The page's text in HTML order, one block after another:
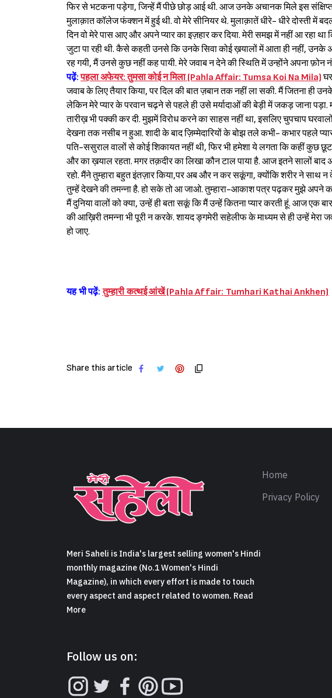
फिर से भटकना पड़ेगा, जिन्हें मैं पीछे छोड़ आई थी. आज उनके अचानक मिले इस
मुलाक़ात कॉलेज फंक्शन में हुई थी. वो मेरे सीनियर थे. मुलाक़ातें धीरे- धीरे दोस्ती में
दिन वो मेरे पास आए और अपने प्यार का इज़हार कर दिया. मेरी समझ में नहीं आ रहा
जुटा पा रही थी. कैसे कहती उनसे कि उनके सिवा कोई ख़यालों में आता ही नहीं, उनके
रह गयी, मैं उनसे कुछ नहीं कह पायी. मेरे जवाब न देने की स्थिति में उन्होंने अपना फ़ोन
पढ़ें:पहला अफेयर: तुमसा कोई न मिला (Pahla Affair: Tumsa Koi Na Mila)
जवाब के लिए तैयार किया, पर दिल की बात ज़बान तक नहीं ला सकी. मैं जितना ही
लेकिन मेरे प्यार के परवान चढ़ने से पहले ही उसे मर्यादाओं की बेड़ी में जकड़ जाना पड़ा.
तारीख़ भी पक्की कर दी. मुझमें विरोध करने का साहस नहीं था, इसलिए चुपचाप
देखना तक नसीब न हुआ. शादी के बाद ज़िम्मेदारियों के बोझ तले कभी- कभार पहले प्यार
पति-ससुराल वालों से कोई शिकायत नहीं थी, फिर भी हमेशा ये लगता कि कहीं कुछ
और का ख़याल रहता. मगर तक़दीर का लिखा कौन टाल पाया है. आज इतने सालों
रहो. मैंने तुम्हारा बहुत इंतज़ार किया,पर अब और न कर सकूंगा, क्योंकि शरीर ने
तुम्हें देखने की तमन्ना है. हो सके तो आ जाओ. तुम्हारा-आकाश पत्र पढ़कर मुझे अपने
मैं दुनिया वालों को क्या, उन्हें ही बता सकूं कि मैं उन्हें कितना प्यार करती हूं. आज एक
की आख़िरी तमन्ना भी पूरी न करके. शायद ङ्गमेरी सहेलीफ के माध्यम से ही उन्हें
हो जाए.
यह भी पढ़ें: तुम्हारी कत्थई आंखें (Pahla Affair: Tumhari Kathai Ankhen)
Share this article
Meri Saheli is India's largest selling women's Hindi
monthly magazine (No.1 Women's Hindi
Magazine), in which every effort is made to touch
every aspect and aspect related to women. Read
More
Follow us on:
Home
Privacy Policy